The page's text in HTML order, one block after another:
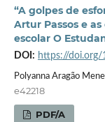
“A golpes de
Artur Passos e
escolar O
DOI: https://
Polyanna Aragão
e42218
PDF/A